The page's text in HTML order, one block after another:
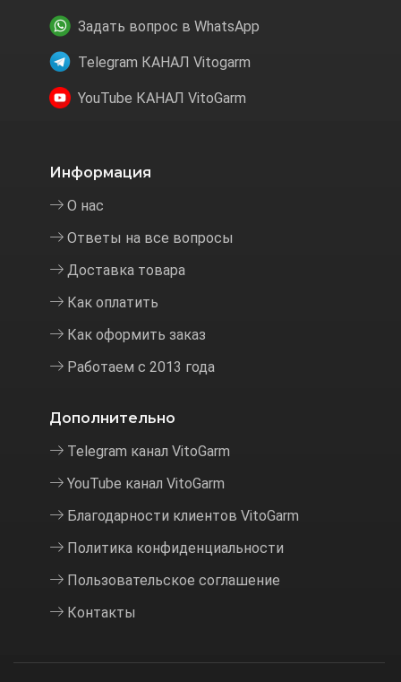
Задать вопрос в WhatsApp
Telegram КАНАЛ Vitogarm
YouTube КАНАЛ VitoGarm
Информация
О нас
Ответы на все вопросы
Доставка товара
Как оплатить
Как оформить заказ
Работаем с 2013 года
Дополнительно
Telegram канал VitoGarm
YouTube канал VitoGarm
Благодарности клиентов VitoGarm
Политика конфиденциальности
Пользовательское соглашение
Контакты